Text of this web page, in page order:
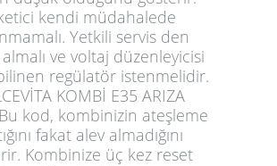
kendi müdahalede
Yetkili servis den
ve voltaj düzenleyicisi
regülatör istenmelidir.
KOMBİ E35 ARIZA
Bu kod, kombinizin ateşleme
fakat alev almadığını
Kombinize üç kez reset